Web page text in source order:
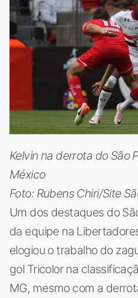
Kelvin na derrota do São
México
Foto: Rubens Chiri/Site
Um dos destaques do
da equipe na
elogiou o trabalho do
gol Tricolor na
MG, mesmo com a